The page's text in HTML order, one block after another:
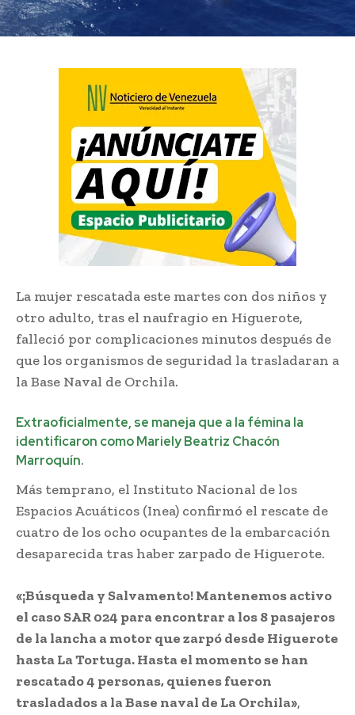
La mujer rescatada este martes con dos niños y
otro adulto, tras el naufragio en Higuerote,
falleció por complicaciones minutos después de
que los organismos de seguridad la trasladaran a
la Base Naval de Orchila.
Extraoficialmente, se maneja que a la fémina la
identificaron como Mariely Beatriz Chacón
Marroquín.
Más temprano, el Instituto Nacional de los
Espacios Acuáticos (Inea) confirmó el rescate de
cuatro de los ocho ocupantes de la embarcación
desaparecida tras haber zarpado de Higuerote.
«¡Búsqueda y Salvamento! Mantenemos activo
el caso SAR 024 para encontrar a los 8 pasajeros
de la lancha a motor que zarpó desde Higuerote
hasta La Tortuga. Hasta el momento se han
rescatado 4 personas, quienes fueron
trasladados a la Base naval de La Orchila»,